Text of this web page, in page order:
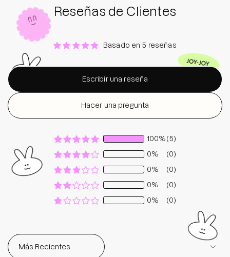
Reseñas de Clientes
Basado en 5 reseñas
Escribir una reseña
Hacer una pregunta
100%(5)
0%
(0)
0%
(0)
0%
(0)
0%
(0)
Sort by